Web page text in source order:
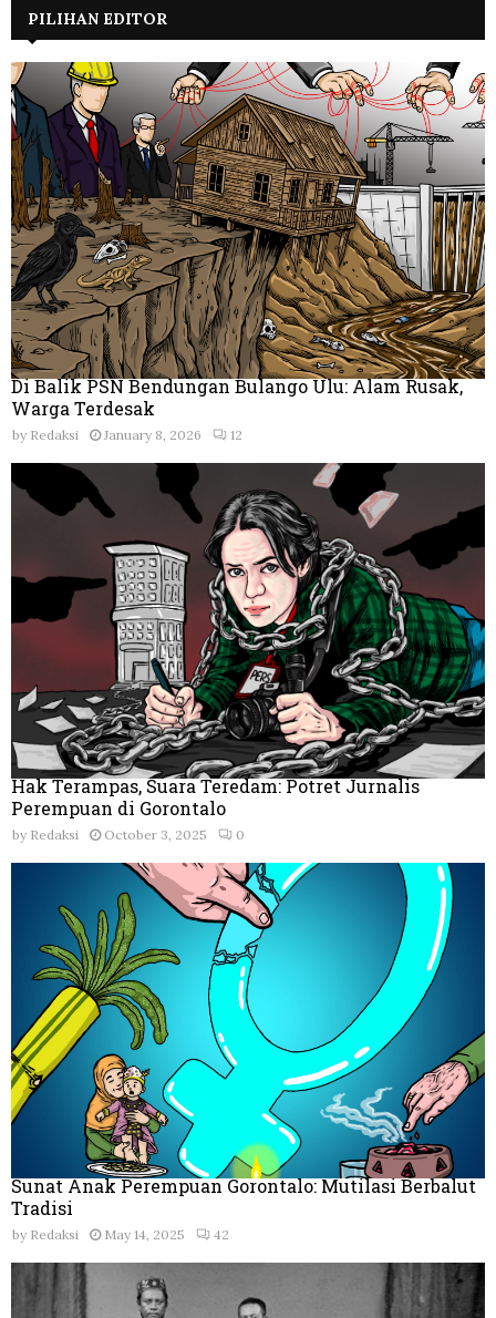
PILIHAN EDITOR
Di Balik PSN Bendungan Bulango Ulu: Alam Rusak,
Warga Terdesak
by Redaksi January 8, 2026 12
Hak Terampas, Suara Teredam: Potret Jurnalis
Perempuan di Gorontalo
by Redaksi October 3, 2025 0
Sunat Anak Perempuan Gorontalo: Mutilasi Berbalut
Tradisi
by Redaksi May 14, 2025 42